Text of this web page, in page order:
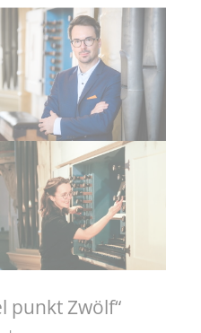
punkt Zwölf“